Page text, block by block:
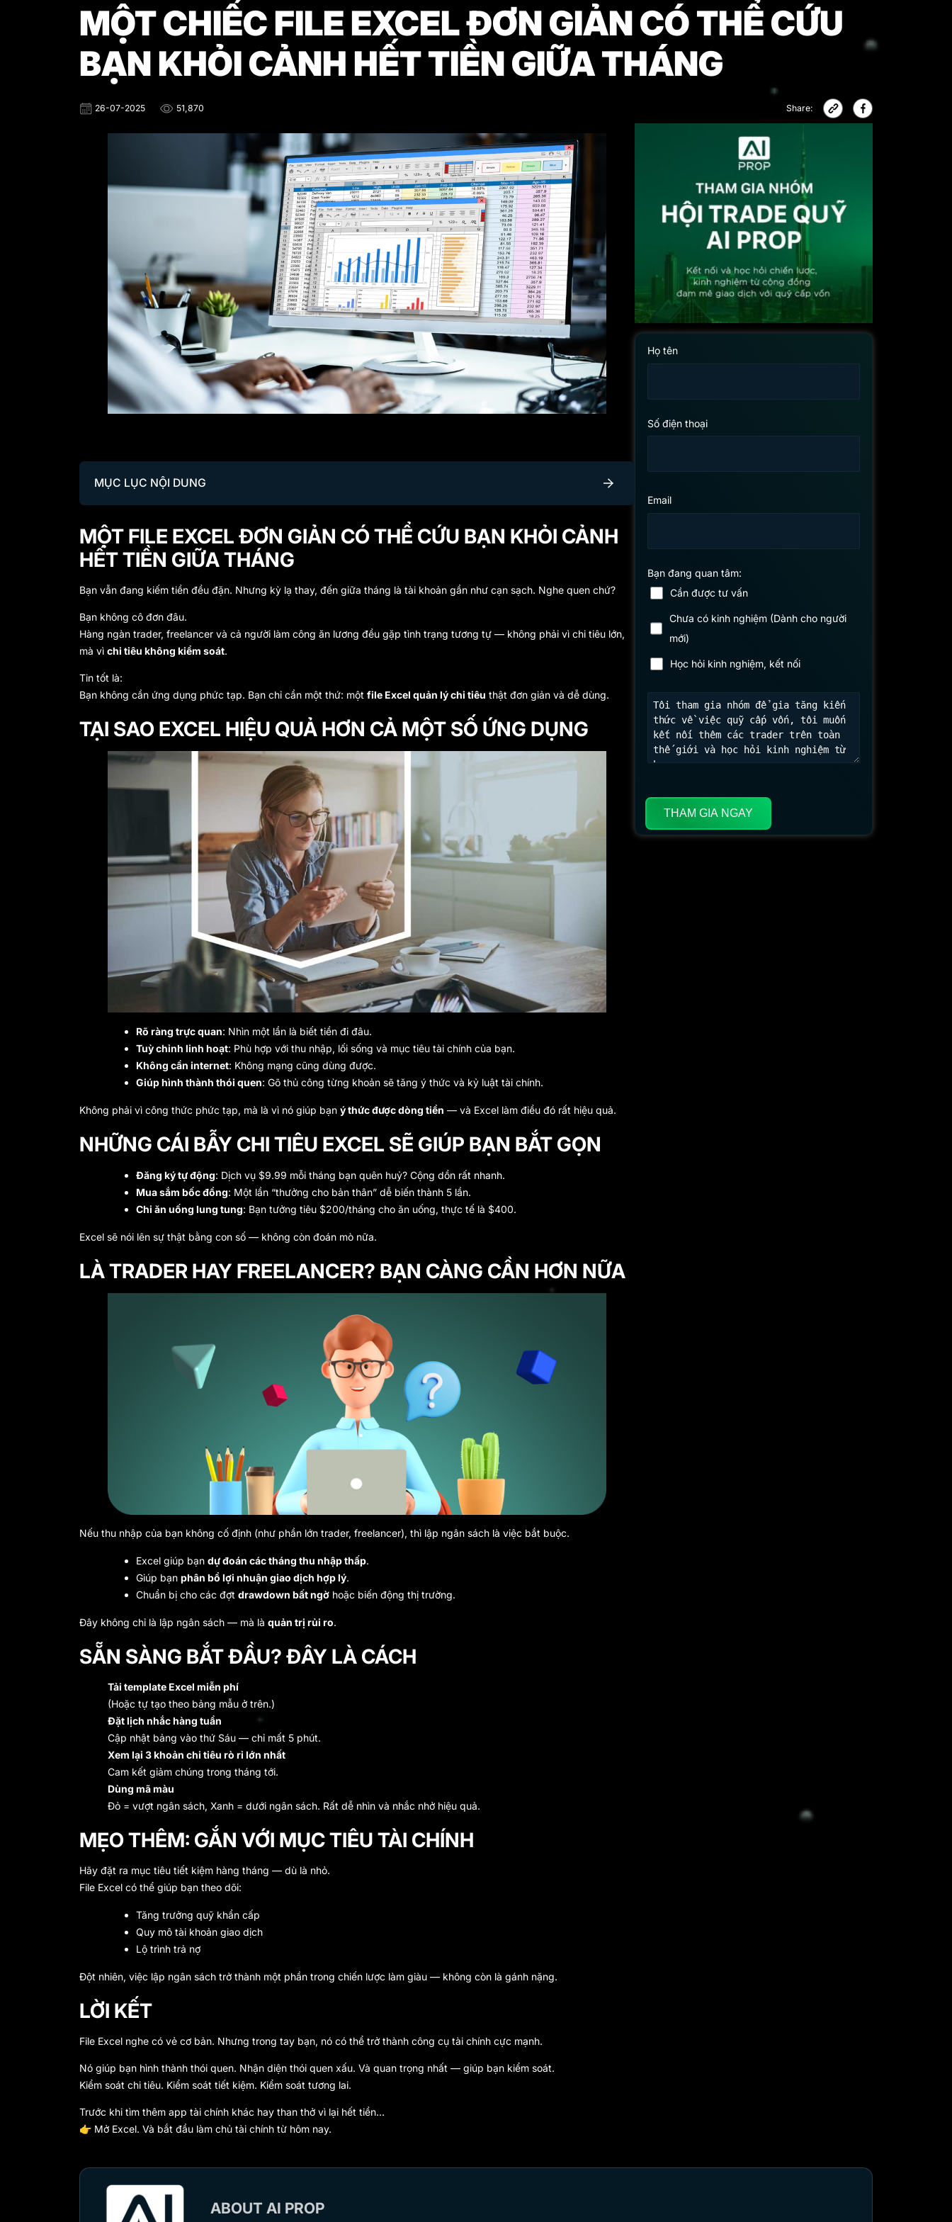
MỘT CHIẾC FILE EXCEL ĐƠN GIẢN CÓ THỂ CỨU
BẠN KHỎI CẢNH HẾT TIỀN GIỮA THÁNG
26-07-2025 51,870 Share:
MỤC LỤC NỘI DUNG
MỘT FILE EXCEL ĐƠN GIẢN CÓ THỂ CỨU BẠN KHỎI CẢNH
HẾT TIỀN GIỮA THÁNG
Bạn vẫn đang kiếm tiền đều đặn. Nhưng kỳ lạ thay, đến giữa tháng là tài khoản gần như cạn sạch. Nghe quen chứ?
Bạn không cô đơn đâu.
Hàng ngàn trader, freelancer và cả người làm công ăn lương đều gặp tình trạng tương tự — không phải vì chi tiêu lớn,
mà vì chi tiêu không kiểm soát.
Tin tốt là:
Bạn không cần ứng dụng phức tạp. Bạn chỉ cần một thứ: một file Excel quản lý chi tiêu thật đơn giản và dễ dùng.
TẠI SAO EXCEL HIỆU QUẢ HƠN CẢ MỘT SỐ ỨNG DỤNG
Rõ ràng trực quan: Nhìn một lần là biết tiền đi đâu.
Tuỳ chỉnh linh hoạt: Phù hợp với thu nhập, lối sống và mục tiêu tài chính của bạn.
Không cần internet: Không mạng cũng dùng được.
Giúp hình thành thói quen: Gõ thủ công từng khoản sẽ tăng ý thức và kỷ luật tài chính.
Không phải vì công thức phức tạp, mà là vì nó giúp bạn ý thức được dòng tiền — và Excel làm điều đó rất hiệu quả.
NHỮNG CÁI BẪY CHI TIÊU EXCEL SẼ GIÚP BẠN BẮT GỌN
Đăng ký tự động: Dịch vụ $9.99 mỗi tháng bạn quên huỷ? Cộng dồn rất nhanh.
Mua sắm bốc đồng: Một lần “thưởng cho bản thân” dễ biến thành 5 lần.
Chi ăn uống lung tung: Bạn tưởng tiêu $200/tháng cho ăn uống, thực tế là $400.
Excel sẽ nói lên sự thật bằng con số — không còn đoán mò nữa.
LÀ TRADER HAY FREELANCER? BẠN CÀNG CẦN HƠN NỮA
Nếu thu nhập của bạn không cố định (như phần lớn trader, freelancer), thì lập ngân sách là việc bắt buộc.
Excel giúp bạn dự đoán các tháng thu nhập thấp.
Giúp bạn phân bổ lợi nhuận giao dịch hợp lý.
Chuẩn bị cho các đợt drawdown bất ngờ hoặc biến động thị trường.
Đây không chỉ là lập ngân sách — mà là quản trị rủi ro.
SẴN SÀNG BẮT ĐẦU? ĐÂY LÀ CÁCH
Tải template Excel miễn phí
(Hoặc tự tạo theo bảng mẫu ở trên.)
Đặt lịch nhắc hàng tuần
Cập nhật bảng vào thứ Sáu — chỉ mất 5 phút.
Xem lại 3 khoản chi tiêu rò rỉ lớn nhất
Cam kết giảm chúng trong tháng tới.
Dùng mã màu
Đỏ = vượt ngân sách, Xanh = dưới ngân sách. Rất dễ nhìn và nhắc nhở hiệu quả.
MẸO THÊM: GẮN VỚI MỤC TIÊU TÀI CHÍNH
Hãy đặt ra mục tiêu tiết kiệm hàng tháng — dù là nhỏ.
File Excel có thể giúp bạn theo dõi:
Tăng trưởng quỹ khẩn cấp
Quy mô tài khoản giao dịch
Lộ trình trả nợ
Đột nhiên, việc lập ngân sách trở thành một phần trong chiến lược làm giàu — không còn là gánh nặng.
LỜI KẾT
File Excel nghe có vẻ cơ bản. Nhưng trong tay bạn, nó có thể trở thành công cụ tài chính cực mạnh.
Nó giúp bạn hình thành thói quen. Nhận diện thói quen xấu. Và quan trọng nhất — giúp bạn kiểm soát.
Kiểm soát chi tiêu. Kiểm soát tiết kiệm. Kiểm soát tương lai.
Trước khi tìm thêm app tài chính khác hay than thở vì lại hết tiền…
👉 Mở Excel. Và bắt đầu làm chủ tài chính từ hôm nay.
Họ tên
Số điện thoại
Email
Bạn đang quan tâm:
Cần được tư vấn
Chưa có kinh nghiệm (Dành cho người
mới)
Học hỏi kinh nghiệm, kết nối
THAM GIA NGAY
ABOUT AI PROP